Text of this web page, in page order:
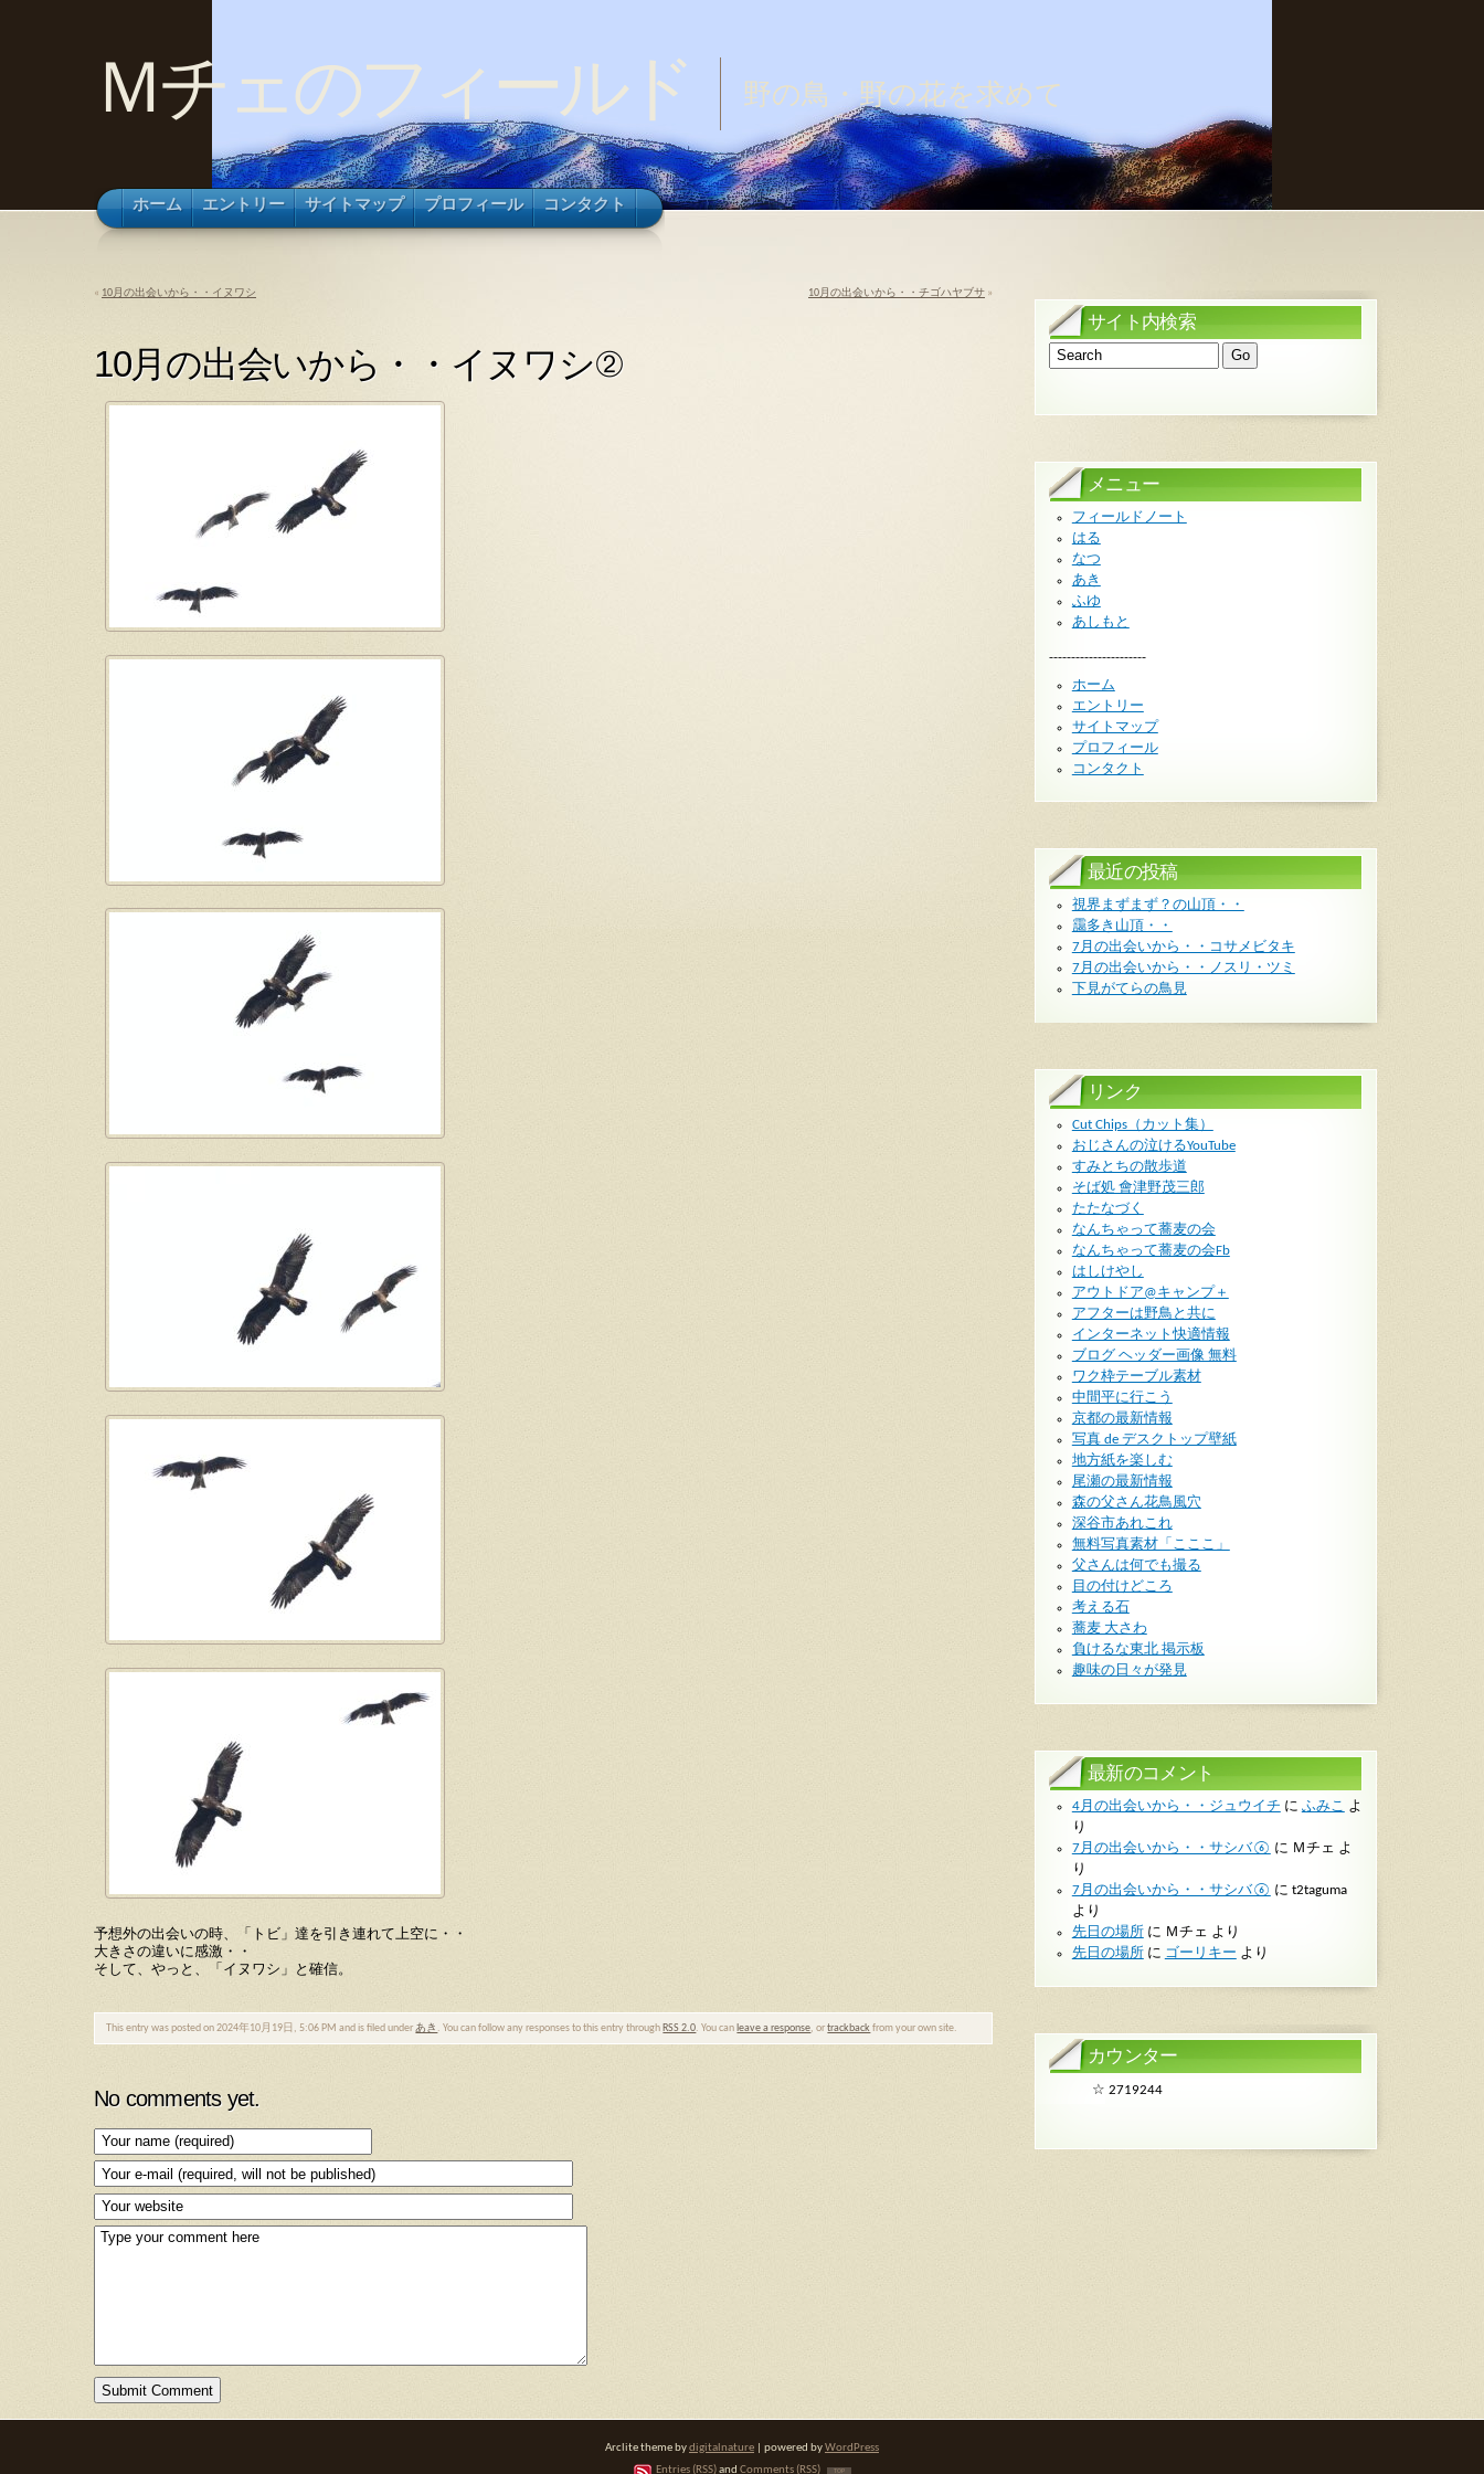
Ｍチェのフィールド 野の鳥・野の花を求めて
ホーム エントリー サイトマップ プロフィール コンタクト
« 10月の出会いから・・イヌワシ 10月の出会いから・・チゴハヤブサ »
10月の出会いから・・イヌワシ②
予想外の出会いの時、「トビ」達を引き連れて上空に・・
大きさの違いに感激・・
そして、やっと、「イヌワシ」と確信。
This entry was posted on 2024年10月19日, 5:06 PM and is filed underあき . You can follow any responses to this entry through RSS 2.0. You can leave a response, ortrackback from your own site.
No comments yet.
サイト内検索
メニュー
フィールドノート
はる
なつ
あき
ふゆ
あしもと
----------------------
ホーム
エントリー
サイトマップ
プロフィール
コンタクト
最近の投稿
視界まずまず？の山頂・・
靄多き山頂・・
7月の出会いから・・コサメビタキ
7月の出会いから・・ノスリ・ツミ
下見がてらの鳥見
リンク
Cut Chips（カット集）
おじさんの泣けるYouTube
すみとちの散歩道
そば処 會津野茂三郎
たたなづく
なんちゃって蕎麦の会
なんちゃって蕎麦の会Fb
はしけやし
アウトドア@キャンプ＋
アフターは野鳥と共に
インターネット快適情報
ブログ ヘッダー画像 無料
ワク枠テーブル素材
中間平に行こう
京都の最新情報
写真 de デスクトップ壁紙
地方紙を楽しむ
尾瀬の最新情報
森の父さん花鳥風穴
深谷市あれこれ
無料写真素材「こここ」
父さんは何でも撮る
目の付けどころ
考える石
蕎麦 大さわ
負けるな東北 掲示板
趣味の日々が発見
最新のコメント
4月の出会いから・・ジュウイチ に ふみこ よ
り
7月の出会いから・・サシバ⑥ に Ｍチェ よ
り
7月の出会いから・・サシバ⑥ に t2taguma
より
先日の場所に Ｍチェ より
先日の場所に ゴーリキー より
カウンター
☆ 2719244
Arclite theme bydigitalnature | powered byWordPress
Entries (RSS)and Comments (RSS) TOP